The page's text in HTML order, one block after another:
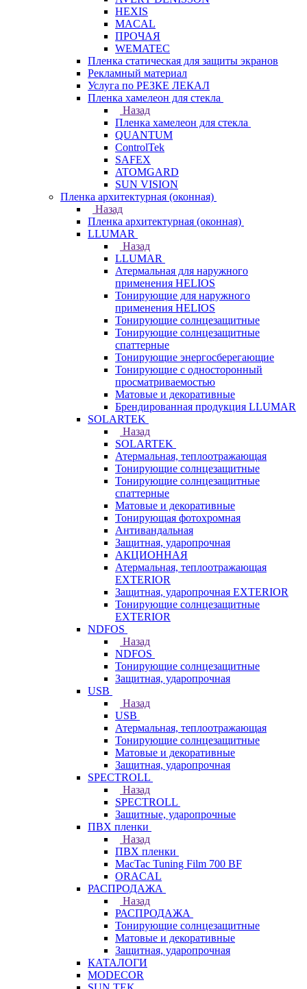
HEXIS
MACAL
ПРОЧАЯ
WEMATEC
Пленка статическая для защиты экранов
Рекламный материал
Услуга по РЕЗКЕ ЛЕКАЛ
Пленка хамелеон для стекла
Назад
Пленка хамелеон для стекла
QUANTUM
ControlTek
SAFEX
ATOMGARD
SUN VISION
Пленка архитектурная (оконная)
Назад
Пленка архитектурная (оконная)
LLUMAR
Назад
LLUMAR
Атермальная для наружного
применения HELIOS
Тонирующие для наружного
применения HELIOS
Тонирующие солнцезащитные
Тонирующие солнцезащитные
спаттерные
Тонирующие энергосберегающие
Тонирующие с односторонный
просматриваемостью
Матовые и декоративные
Брендированная продукция LLUMAR
SOLARTEK
Назад
SOLARTEK
Атермальная, теплоотражающая
Тонирующие солнцезащитные
Тонирующие солнцезащитные
спаттерные
Матовые и декоративные
Тонирующая фотохромная
Антивандальная
Защитная, ударопрочная
АКЦИОННАЯ
Атермальная, теплоотражающая
EXTERIOR
Защитная, ударопрочная EXTERIOR
Тонирующие солнцезащитные
EXTERIOR
NDFOS
Назад
NDFOS
Тонирующие солнцезащитные
Защитная, ударопрочная
USB
Назад
USB
Атермальная, теплоотражающая
Тонирующие солнцезащитные
Матовые и декоративные
Защитная, ударопрочная
SPECTROLL
Назад
SPECTROLL
Защитные, ударопрочные
ПВХ пленки
Назад
ПВХ пленки
MacTac Tuning Film 700 BF
ORACAL
РАСПРОДАЖА
Назад
РАСПРОДАЖА
Тонирующие солнцезащитные
Матовые и декоративные
Защитная, ударопрочная
КАТАЛОГИ
MODECOR